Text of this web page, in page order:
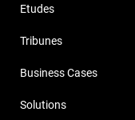
Etudes
Tribunes
Business Cases
Solutions